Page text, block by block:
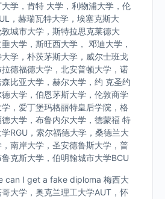
学，肯特 大学，利物浦大学，伦
，赫瑞瓦特大学，埃塞克斯大
城市大学，斯特拉思克莱德大
大学，斯旺西大学， 邓迪大学，
学，朴茨茅斯大学，威尔士班戈
德福德大学，北安普顿大学，诺
比亚大学，赫尔大学，约 克圣约
大学，伯恩茅斯大学，伦敦商学
，爱丁堡玛格丽特皇后学院，格
大学，布鲁内尔大学，德蒙福 特
RGU，索尔福德大学，桑德兰大
南岸大学，圣安德鲁斯大学，普
克斯大学，伯明翰城市大学BCU
can I get a fake diploma 梅西大
大学，奥克兰理工大学AUT，怀